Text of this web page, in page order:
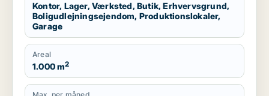
Kontor, Lager, Værksted, Butik, Erhvervsgrund,
Boligudlejningsejendom, Produktionslokaler,
Garage
Areal
1.000 m2